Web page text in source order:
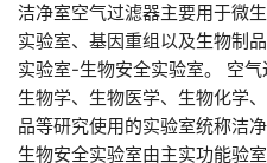
洁净室空气过滤器主要用于微
实验室、基因重组以及生物制
实验室-生物安全实验室。 空
生物学、生物医学、生物化学
品等研究使用的实验室统称洁
生物安全实验室由主实功能验